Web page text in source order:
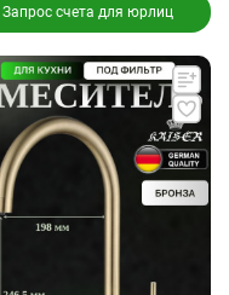
Запрос счета для юрлиц